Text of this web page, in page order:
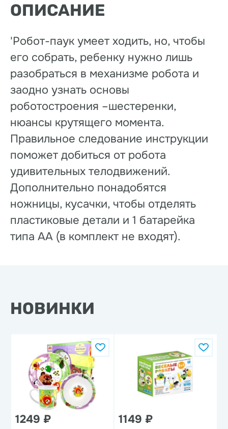
ОПИСАНИЕ
'Робот-паук умеет ходить, но, чтобы
его собрать, ребенку нужно лишь
разобраться в механизме робота и
заодно узнать основы
роботостроения –шестеренки,
нюансы крутящего момента.
Правильное следование инструкции
поможет добиться от робота
удивительных телодвижений.
Дополнительно понадобятся
ножницы, кусачки, чтобы отделять
пластиковые детали и 1 батарейка
типа АА (в комплект не входят).
НОВИНКИ
1249 ₽ 1149 ₽